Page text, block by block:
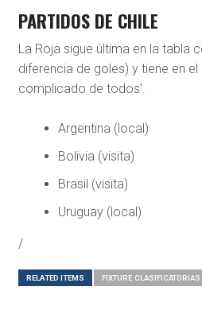
PARTIDOS DE CHILE
La Roja sigue última en la tabla
diferencia de goles) y tiene en
complicado de todos’.
Argentina (local)
Bolivia (visita)
Brasil (visita)
Uruguay (local)
/
RELATED ITEMS FIXTURE CLASIFICATORIAS